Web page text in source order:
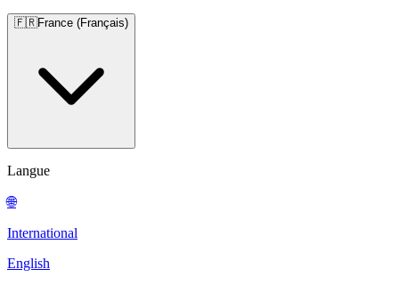
🇫🇷France (Français)
Langue
🌐
International
English